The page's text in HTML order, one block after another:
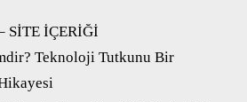
SİTE İÇERİĞİ
Teknoloji Tutkunu Bir